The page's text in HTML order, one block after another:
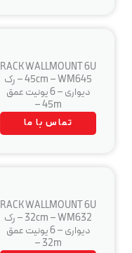
RACK WALLMOUNT 6U
45cm – WM645 – رک
دیواری – 6 یونیت عمق
45m –
تماس با ما
RACK WALLMOUNT 6U
32cm – WM632 – رک
دیواری – 6 یونیت عمق
32m –